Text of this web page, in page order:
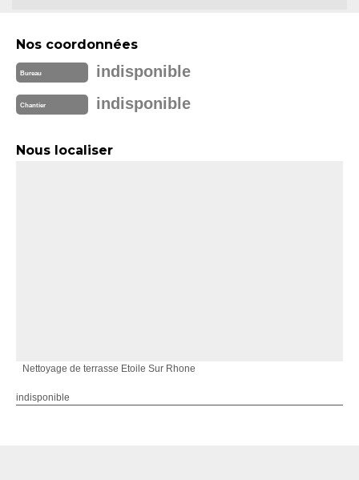
Nos coordonnées
Bureau indisponible
Chantier indisponible
Nous localiser
Nettoyage de terrasse Etoile Sur Rhone
indisponible